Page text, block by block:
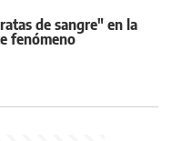
de sangre" en la
fenómeno